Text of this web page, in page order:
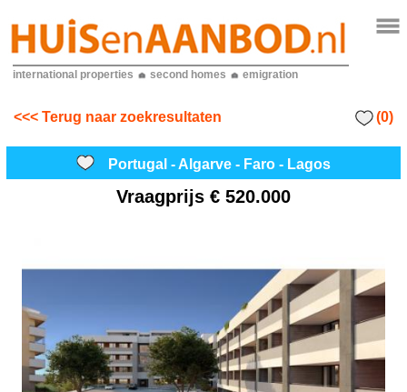
international properties second homes emigration
<<< Terug naar zoekresultaten (0)
Portugal - Algarve - Faro - Lagos
Vraagprijs € 520.000